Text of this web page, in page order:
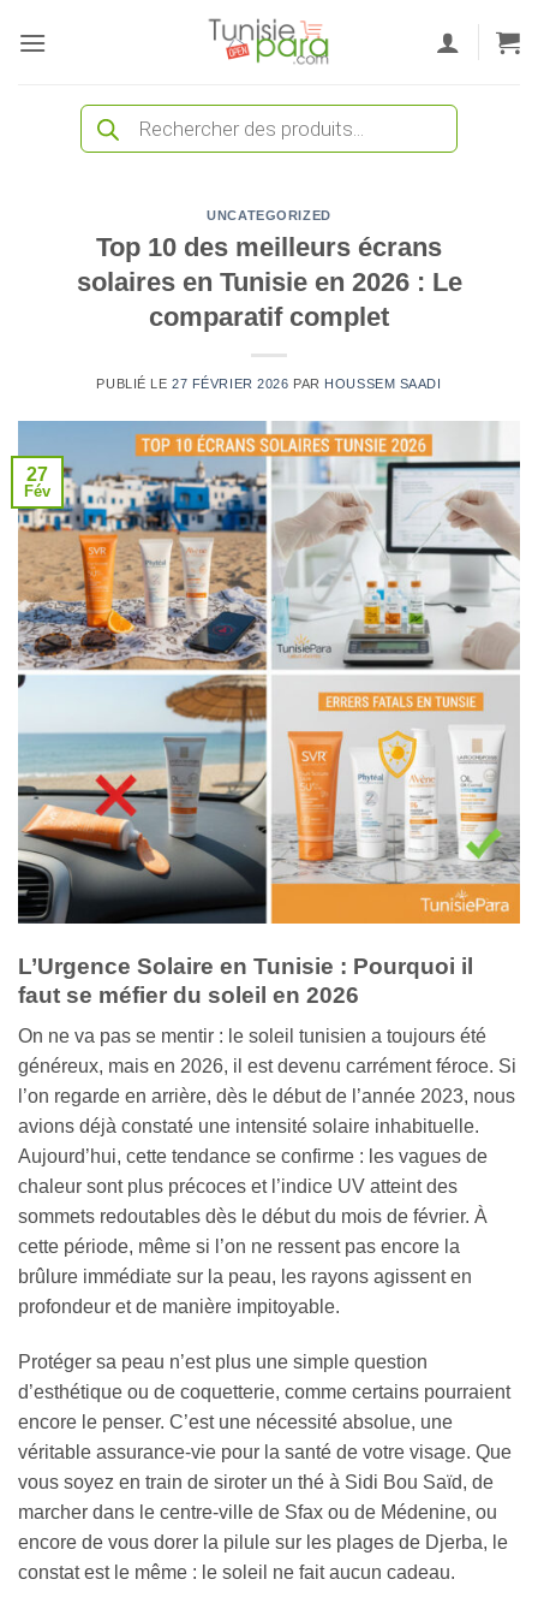
Recherche
produits
UNCATEGORIZED
Top 10 des meilleurs écrans
solaires en Tunisie en 2026 : Le
comparatif complet
PUBLIÉ LE27 FÉVRIER 2026 PAR HOUSSEM SAADI
27
Fév
L’Urgence Solaire en Tunisie : Pourquoi il
faut se méfier du soleil en 2026
On ne va pas se mentir : le soleil tunisien a toujours été
généreux, mais en 2026, il est devenu carrément féroce. Si
l’on regarde en arrière, dès le début de l’année 2023, nous
avions déjà constaté une intensité solaire inhabituelle.
Aujourd’hui, cette tendance se confirme : les vagues de
chaleur sont plus précoces et l’indice UV atteint des
sommets redoutables dès le début du mois de février. À
cette période, même si l’on ne ressent pas encore la
brûlure immédiate sur la peau, les rayons agissent en
profondeur et de manière impitoyable.
Protéger sa peau n’est plus une simple question
d’esthétique ou de coquetterie, comme certains pourraient
encore le penser. C’est une nécessité absolue, une
véritable assurance-vie pour la santé de votre visage. Que
vous soyez en train de siroter un thé à Sidi Bou Saïd, de
marcher dans le centre-ville de Sfax ou de Médenine, ou
encore de vous dorer la pilule sur les plages de Djerba, le
constat est le même : le soleil ne fait aucun cadeau.